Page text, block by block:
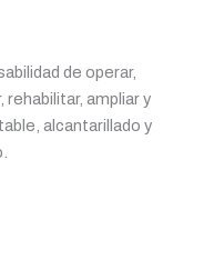
de operar,
ampliar y
alcantarillado y